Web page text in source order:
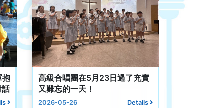
抱
話
​高級合唱團在5月23日過了充實
又難忘的一天！
2026-05-26 Details